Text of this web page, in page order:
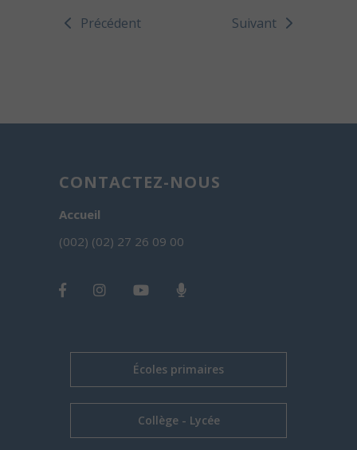
Précédent Suivant
CONTACTEZ-NOUS
Accueil
(002) (02) 27 26 09 00
Écoles primaires
Collège - Lycée